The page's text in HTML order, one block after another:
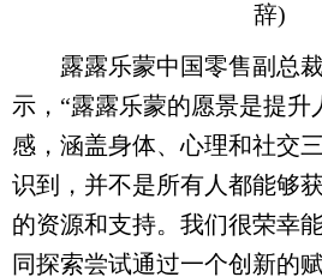
辞)
露露乐蒙中国零售副总裁
示，“露露乐蒙的愿景是提升
感，涵盖身体、心理和社交
识到，并不是所有人都能够
的资源和支持。我们很荣幸
同探索尝试通过一个创新的